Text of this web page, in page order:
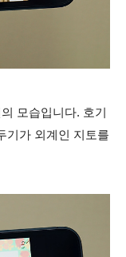
모습입니다. 호기
기가 외계인 지토를